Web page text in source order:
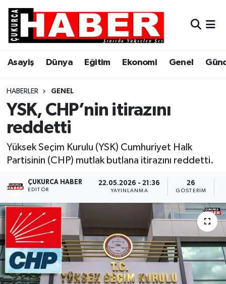
Asayiş Dünya Eğitim Ekonomi Genel
HABERLER GENEL
YSK, CHP’nin itirazını
reddetti
Yüksek Seçim Kurulu (YSK) Cumhuriyet Halk
Partisinin (CHP) mutlak butlana itirazını reddetti.
ÇUKURCA HABER
EDITÖR
22.05.2026 - 21:36
YAYINLANMA
26
GÖSTERIM
Asayiş
Dünya
Eğitim
Ekonomi
Gündem
Hakkari
Siyaset
Son Dakika
Teknoloji
Hava Durumu
Trafik Durumu
Süper Lig Puan Durumu ve Fikstür
Tüm Manşetler
Son Dakika Haberleri
Haber Arşivi